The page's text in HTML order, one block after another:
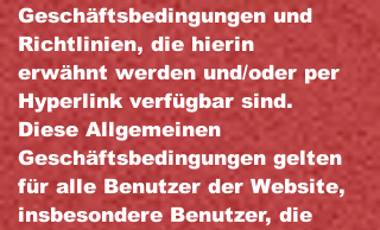
Geschäftsbedingungen und
Richtlinien, die hierin
erwähnt werden und/oder per
Hyperlink verfügbar sind.
Diese Allgemeinen
Geschäftsbedingungen gelten
für alle Benutzer der Website,
insbesondere Benutzer, die